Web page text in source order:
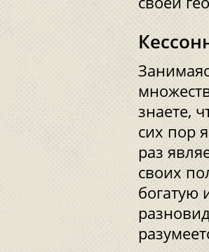
знаете,
сих пор
раз
своих
богатую